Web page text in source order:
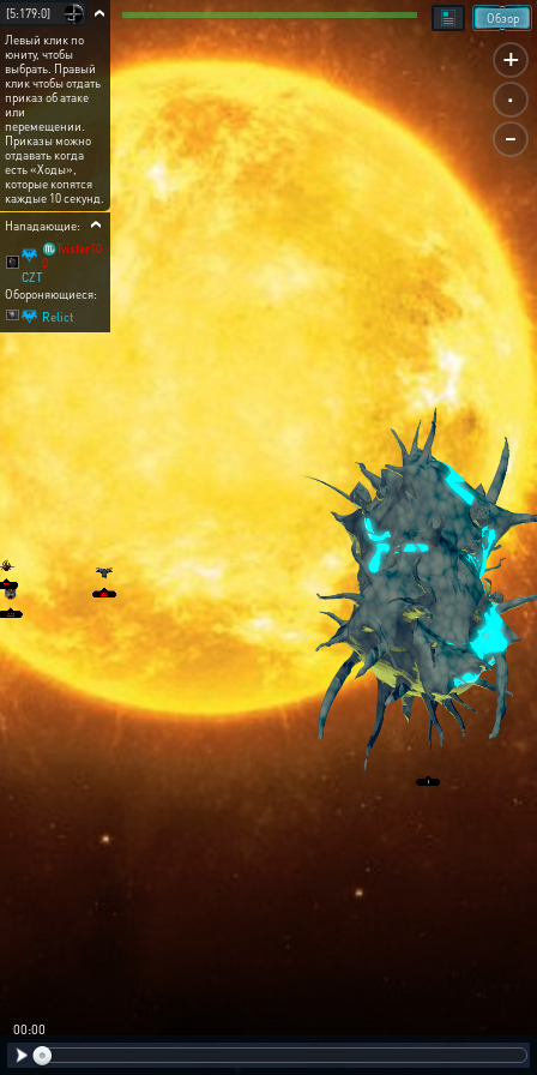
+
.
-
Обзор
[5:179:0]
Левый клик по
юниту, чтобы
выбрать. Правый
клик чтобы отдать
приказ об атаке
или
перемещении.
Приказы можно
отдавать когда
есть «Ходы»,
которые копятся
каждые 10 секунд.
Нападающие:
♏Tvister10
0
CZT
Обороняющиеся:
Relict
00:01